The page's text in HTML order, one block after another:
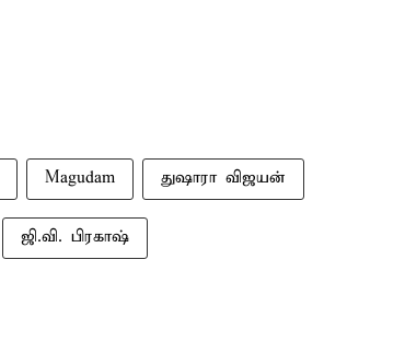
Magudam துஷாரா விஜயன்
ஜி.வி. பிரகாஷ்